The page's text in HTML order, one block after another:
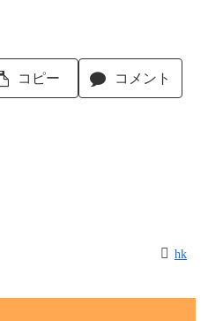
コピー コメント
hk